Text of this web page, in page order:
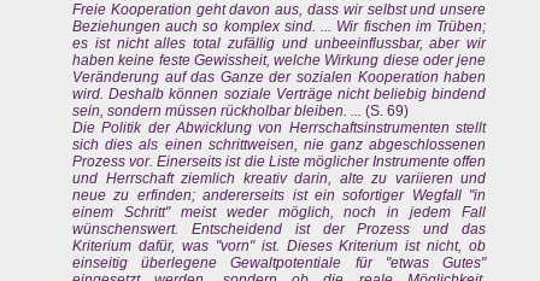
Freie Kooperation geht davon aus, dass wir selbst und unsere
Beziehungen auch so komplex sind. ... Wir fischen im Trüben;
es ist nicht alles total zufällig und unbeeinflussbar, aber wir
haben keine feste Gewissheit, welche Wirkung diese oder jene
Veränderung auf das Ganze der sozialen Kooperation haben
wird. Deshalb können soziale Verträge nicht beliebig bindend
sein, sondern müssen rückholbar bleiben. ... (S. 69)
Die Politik der Abwicklung von Herrschaftsinstrumenten stellt
sich dies als einen schrittweisen, nie ganz abgeschlossenen
Prozess vor. Einerseits ist die Liste möglicher Instrumente offen
und Herrschaft ziemlich kreativ darin, alte zu variieren und
neue zu erfinden; andererseits ist ein sofortiger Wegfall "in
einem Schritt" meist weder möglich, noch in jedem Fall
wünschenswert. Entscheidend ist der Prozess und das
Kriterium dafür, was "vorn" ist. Dieses Kriterium ist nicht, ob
einseitig überlegene Gewaltpotentiale für "etwas Gutes"